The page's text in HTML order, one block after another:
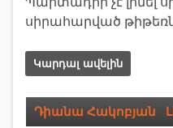
սիրահարված
Կարդալ ավելին
Դիանա Հակոբյան